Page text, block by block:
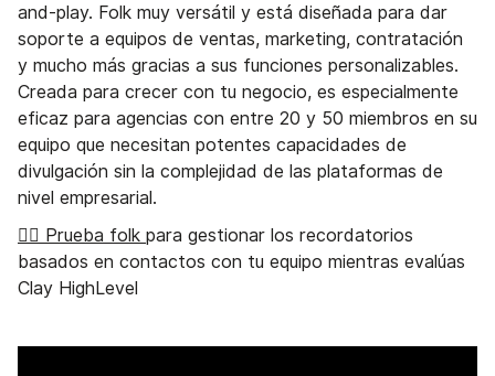
and-play. Folk muy versátil y está diseñada para dar
soporte a equipos de ventas, marketing, contratación
y mucho más gracias a sus funciones personalizables.
Creada para crecer con tu negocio, es especialmente
eficaz para agencias con entre 20 y 50 miembros en su
equipo que necesitan potentes capacidades de
divulgación sin la complejidad de las plataformas de
nivel empresarial.
👉🏼 Prueba folk para gestionar los recordatorios
basados en contactos con tu equipo mientras evalúas
Clay HighLevel